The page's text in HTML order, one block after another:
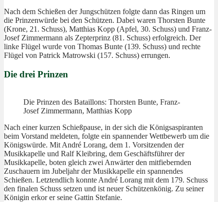
Nach dem Schießen der Jungschützen folgte dann das Ringen um
die Prinzenwürde bei den Schützen. Dabei waren Thorsten Bunte
(Krone, 21. Schuss), Matthias Kopp (Apfel, 30. Schuss) und Franz-
Josef Zimmermann als Zepterprinz (81. Schuss) erfolgreich. Der
linke Flügel wurde von Thomas Bunte (139. Schuss) und rechte
Flügel von Patrick Matrowski (157. Schuss) errungen.
Die drei Prinzen
Die Prinzen des Bataillons: Thorsten Bunte, Franz-
Josef Zimmermann, Matthias Kopp
Nach einer kurzen Schießpause, in der sich die Königsaspiranten
beim Vorstand meldeten, folgte ein spannender Wettbewerb um die
Königswürde. Mit André Lorang, dem 1. Vorsitzenden der
Musikkapelle und Ralf Kleibring, dem Geschäftsführer der
Musikkapelle, boten gleich zwei Anwärter den mitfiebernden
Zuschauern im Jubeljahr der Musikkapelle ein spannendes
Schießen. Letztendlich konnte André Lorang mit dem 179. Schuss
den finalen Schuss setzen und ist neuer Schützenkönig. Zu seiner
Königin erkor er seine Gattin Stefanie.